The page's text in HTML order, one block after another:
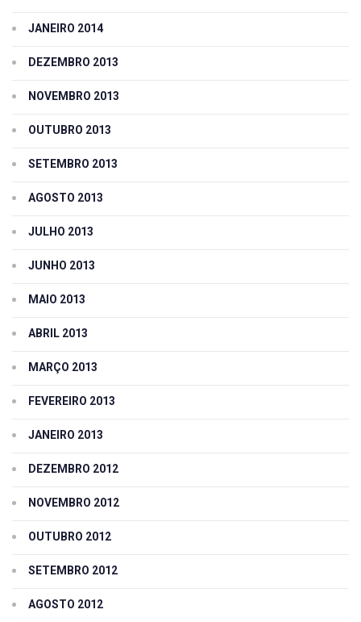
JANEIRO 2014
DEZEMBRO 2013
NOVEMBRO 2013
OUTUBRO 2013
SETEMBRO 2013
AGOSTO 2013
JULHO 2013
JUNHO 2013
MAIO 2013
ABRIL 2013
MARÇO 2013
FEVEREIRO 2013
JANEIRO 2013
DEZEMBRO 2012
NOVEMBRO 2012
OUTUBRO 2012
SETEMBRO 2012
AGOSTO 2012